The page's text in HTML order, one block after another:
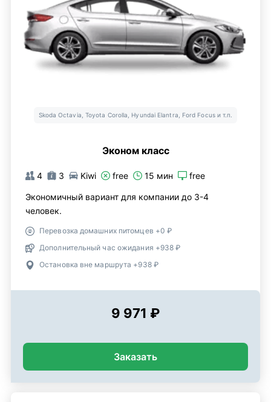
Skoda Octavia, Toyota Corolla, Hyundai Elantra, Ford Focus и т.п.
Эконом класс
4 3 Kiwi free 15 мин free
Экономичный вариант для компании до 3-4
человек.
Перевозка домашних питомцев +0 ₽
Дополнительный час ожидания +938 ₽
Остановка вне маршрута +938 ₽
9 971 ₽
Заказать